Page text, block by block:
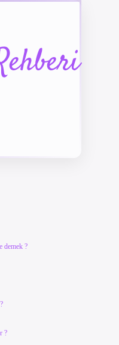
demek ?
?